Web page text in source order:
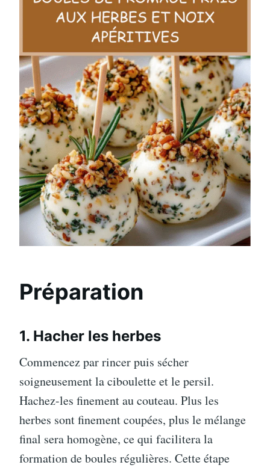
Préparation
1. Hacher les herbes
Commencez par rincer puis sécher
soigneusement la ciboulette et le persil.
Hachez-les finement au couteau. Plus les
herbes sont finement coupées, plus le mélange
final sera homogène, ce qui facilitera la
formation de boules régulières. Cette étape